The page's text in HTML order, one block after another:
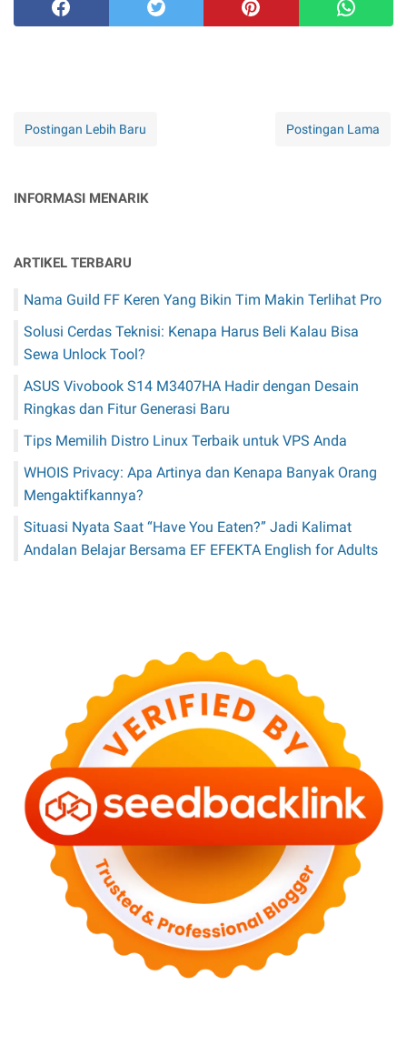
Postingan Lebih Baru Postingan Lama
INFORMASI MENARIK
ARTIKEL TERBARU
Nama Guild FF Keren Yang Bikin Tim Makin Terlihat Pro
Solusi Cerdas Teknisi: Kenapa Harus Beli Kalau Bisa
Sewa Unlock Tool?
ASUS Vivobook S14 M3407HA Hadir dengan Desain
Ringkas dan Fitur Generasi Baru
Tips Memilih Distro Linux Terbaik untuk VPS Anda
WHOIS Privacy: Apa Artinya dan Kenapa Banyak Orang
Mengaktifkannya?
Situasi Nyata Saat “Have You Eaten?” Jadi Kalimat
Andalan Belajar Bersama EF EFEKTA English for Adults